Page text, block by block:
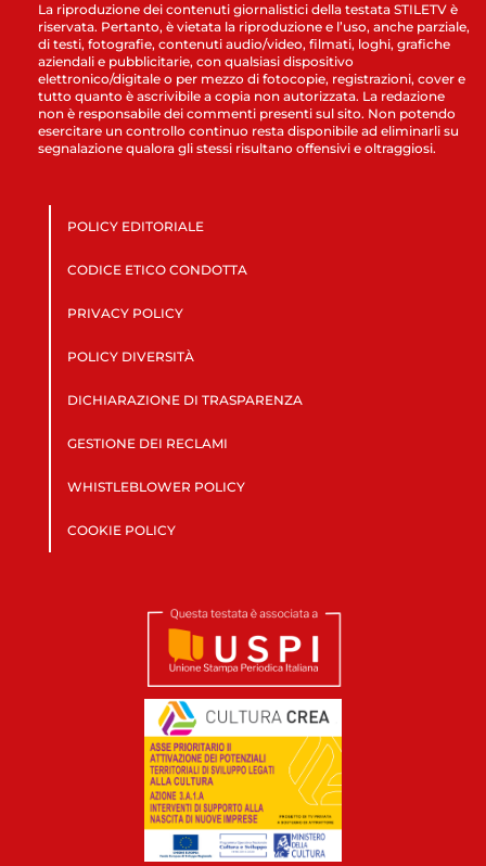
La riproduzione dei contenuti giornalistici della testata STILETV è
riservata. Pertanto, è vietata la riproduzione e l’uso, anche parziale,
di testi, fotografie, contenuti audio/video, filmati, loghi, grafiche
aziendali e pubblicitarie, con qualsiasi dispositivo
elettronico/digitale o per mezzo di fotocopie, registrazioni, cover e
tutto quanto è ascrivibile a copia non autorizzata. La redazione
non è responsabile dei commenti presenti sul sito. Non potendo
esercitare un controllo continuo resta disponibile ad eliminarli su
segnalazione qualora gli stessi risultano offensivi e oltraggiosi.
POLICY EDITORIALE
CODICE ETICO CONDOTTA
PRIVACY POLICY
POLICY DIVERSITÀ
DICHIARAZIONE DI TRASPARENZA
GESTIONE DEI RECLAMI
WHISTLEBLOWER POLICY
COOKIE POLICY